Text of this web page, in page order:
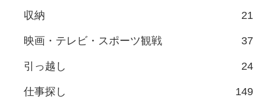
収納 21
映画・テレビ・スポーツ観戦 37
引っ越し 24
仕事探し 149